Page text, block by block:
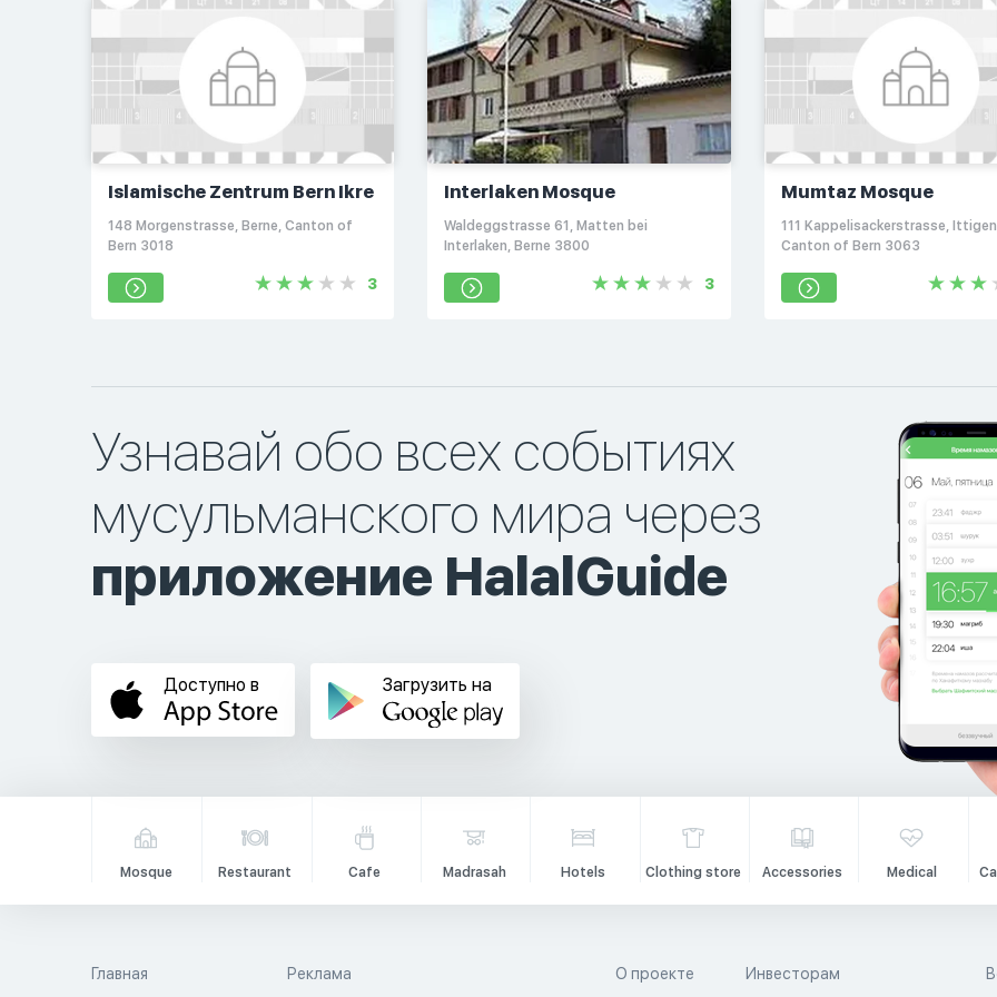
Islamische Zentrum Bern Ikre
148 Morgenstrasse, Berne, Canton of
Bern 3018
3
Interlaken Mosque
Waldeggstrasse 61, Matten bei
Interlaken, Berne 3800
3
Mumtaz Mosque
111 Kappelisackerstrasse,
Canton of Bern 3063
Узнавай обо всех событиях
мусульманского мира через
приложение HalalGuide
Доступно в Загрузить на
Mosque Restaurant Cafe Madrasah Hotels Clothing store Accessories Medical
Главная Реклама О проекте Инвесторам